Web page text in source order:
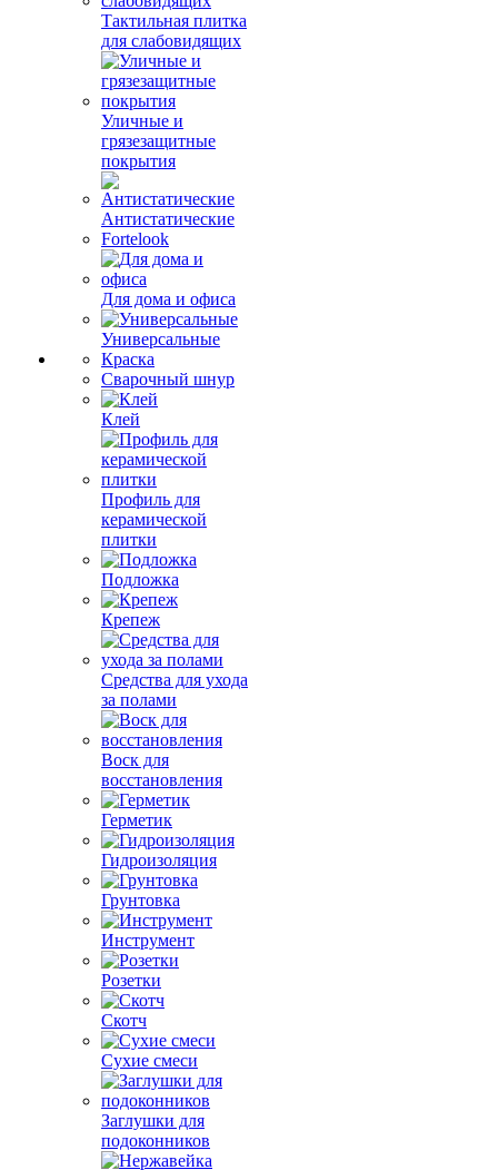
Тактильная плитка
для слабовидящих
Уличные и
грязезащитные
покрытия
Антистатические
Fortelook
Для дома и офиса
Универсальные
Краска
Сварочный шнур
Клей
Профиль для
керамической
плитки
Подложка
Крепеж
Средства для ухода
за полами
Воск для
восстановления
Герметик
Гидроизоляция
Грунтовка
Инструмент
Розетки
Скотч
Сухие смеси
Заглушки для
подоконников